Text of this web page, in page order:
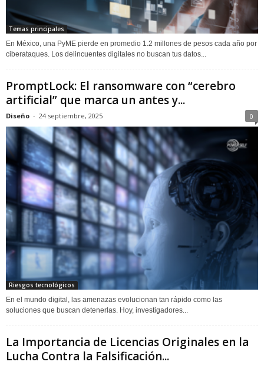
Temas principales
En México, una PyME pierde en promedio 1.2 millones de pesos cada año por
ciberataques. Los delincuentes digitales no buscan tus datos...
PromptLock: El ransomware con “cerebro
artificial” que marca un antes y...
Diseño - 24 septiembre, 2025 0
Riesgos tecnológicos
En el mundo digital, las amenazas evolucionan tan rápido como las
soluciones que buscan detenerlas. Hoy, investigadores...
La Importancia de Licencias Originales en la
Lucha Contra la Falsificación...